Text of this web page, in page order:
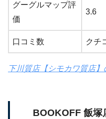
グーグルマップ評
価
3.6
口コミ数 クチ
下川質店【シモカワ質店
BOOKOFF 飯塚